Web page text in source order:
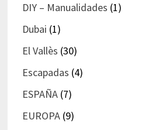
DIY – Manualidades (1)
Dubai (1)
El Vallès (30)
Escapadas (4)
ESPAÑA(7)
EUROPA(9)